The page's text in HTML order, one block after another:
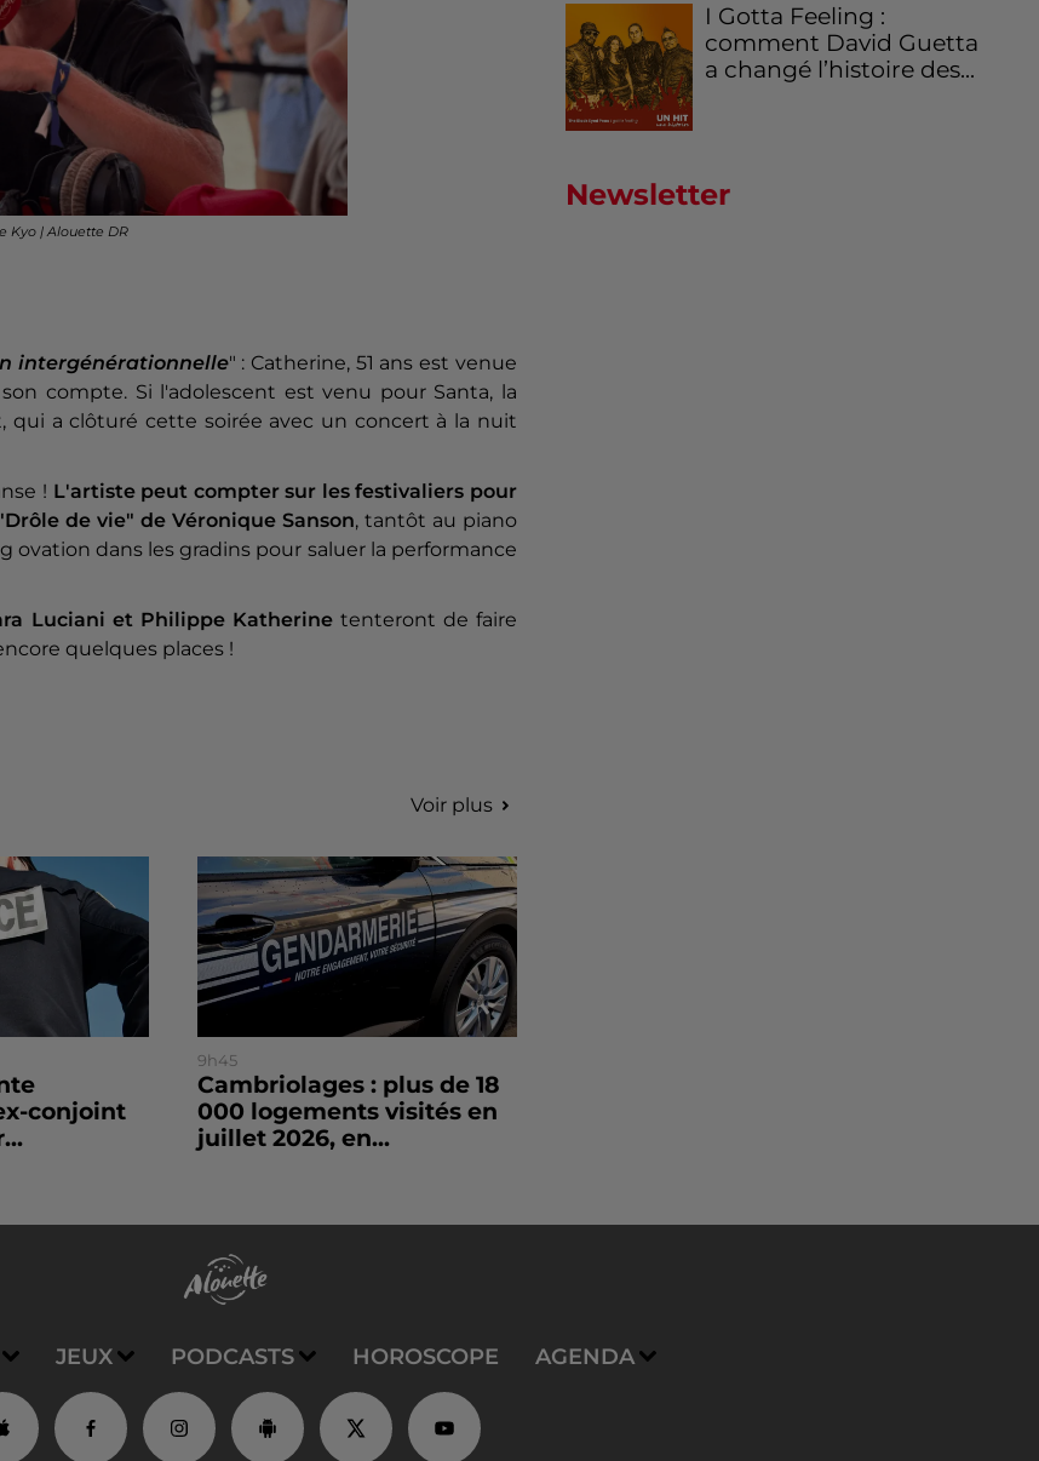
Kyo | Alouette DR
intergénérationnelle" : Catherine, 51 ans est venue
compte. Si l'adolescent est venu pour Santa, la
a clôturé cette soirée avec un concert à la nuit
! L'artiste peut compter sur les festivaliers pour
de vie" de Véronique Sanson, tantôt au piano
ovation dans les gradins pour saluer la performance
Luciani et Philippe Katherinetenteront de faire
quelques places !
I Gotta Feeling :
comment David Guetta
a changé l’histoire des...
Newsletter
Voir plus
conjoint
9h45
Cambriolages : plus de 18
000 logements visités en
juillet 2026, en...
JEUX PODCASTS HOROSCOPE AGENDA